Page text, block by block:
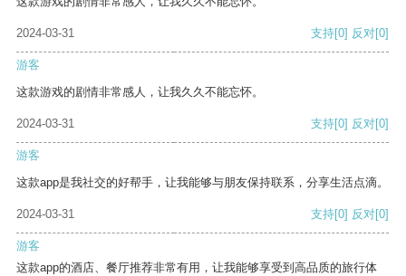
2024-03-31 支持[0] 反对[0]
游客
这款游戏的剧情非常感人，让我久久不能忘怀。
2024-03-31 支持[0] 反对[0]
游客
这款app是我社交的好帮手，让我能够与朋友保持联系，分享生活点滴。
2024-03-31 支持[0] 反对[0]
游客
这款app的酒店、餐厅推荐非常有用，让我能够享受到高品质的旅行体